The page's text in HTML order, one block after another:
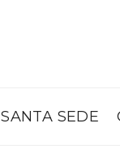
SANTA SEDE